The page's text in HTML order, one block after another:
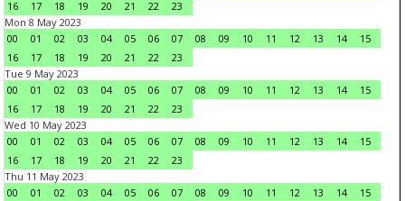
16
17 18 19 20 21 22
23
Mon 8 May 2023
00
01 02 03 04 05 06 07 08 09 10 11 12 13 14
15
16
17 18 19 20 21 22
23
Tue 9 May 2023
00
01 02 03 04 05 06 07 08 09 10 11 12 13 14
15
16
17 18 19 20 21 22
23
Wed 10 May 2023
00
01 02 03 04 05 06 07 08 09 10 11 12 13 14
15
16
17 18 19 20 21 22
23
Thu 11 May 2023
00
01 02 03 04 05 06 07 08 09 10 11 12 13 14
15